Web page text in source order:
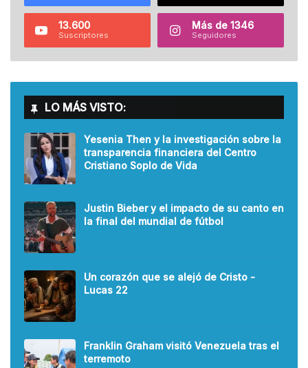
13.600
Suscriptores
Más de 1346
Seguidores
LO MÁS VISTO:
Yesenia Then y la investigación sobre la
transparencia financiera del Centro
Cristiano Soplo de Vida
Justin Bieber y el impacto de su canto en
la final del mundial de fútbol
Un corazón que se alejó de Cristo -
Lucas 22
Franklin Graham visitó Venezuela tras el
terremoto